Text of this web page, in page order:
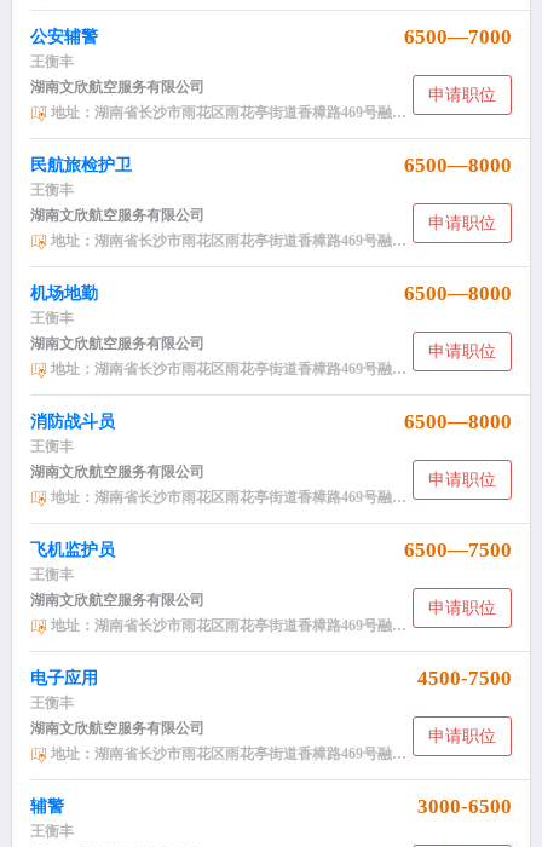
公安辅警 6500—7000
王衡丰
申请职位
湖南文欣航空服务有限公司
地址：湖南省长沙市雨花区雨花亭街道香樟路469号融科东南海小区NH2栋2406
民航旅检护卫 6500—8000
王衡丰
申请职位
湖南文欣航空服务有限公司
地址：湖南省长沙市雨花区雨花亭街道香樟路469号融科东南海小区NH2栋2406
机场地勤 6500—8000
王衡丰
申请职位
湖南文欣航空服务有限公司
地址：湖南省长沙市雨花区雨花亭街道香樟路469号融科东南海小区NH2栋2406
消防战斗员 6500—8000
王衡丰
申请职位
湖南文欣航空服务有限公司
地址：湖南省长沙市雨花区雨花亭街道香樟路469号融科东南海小区NH2栋2406
飞机监护员 6500—7500
王衡丰
申请职位
湖南文欣航空服务有限公司
地址：湖南省长沙市雨花区雨花亭街道香樟路469号融科东南海小区NH2栋2406
电子应用 4500-7500
王衡丰
申请职位
湖南文欣航空服务有限公司
地址：湖南省长沙市雨花区雨花亭街道香樟路469号融科东南海小区NH2栋2406
辅警 3000-6500
王衡丰